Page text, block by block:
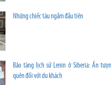
Những chiếc tàu ngầm đầu tiên
Bảo tàng lịch sử Lenin ở Siberia: Ấn
quên đối với du khách